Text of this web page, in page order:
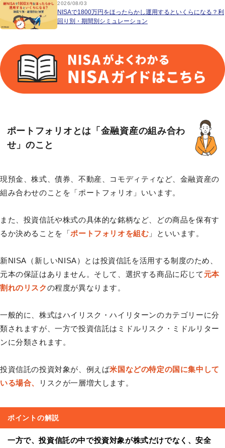
2026/08/03
NISAで1800万円をほったらかし運用するといくらになる？利
回り別・期間別シミュレーション
ポートフォリオとは「金融資産の組み合わ
せ」のこと
現預金、株式、債券、不動産、コモディティなど、金融資産の
組み合わせのことを「ポートフォリオ」いいます。
また、投資信託や株式の具体的な銘柄など、どの商品を保有す
るか決めることを「ポートフォリオを組む 」といいます。
新NISA（新しいNISA）とは投資信託を活用する制度のため、
元本の保証はありません。そして、選択する商品に応じて 元本
割れのリスクの程度が異なります。
一般的に、株式はハイリスク・ハイリターンのカテゴリーに分
類されますが、一方で投資信託はミドルリスク・ミドルリター
ンに分類されます。
投資信託の投資対象が、例えば米国などの特定の国に集中して
いる場合、
リスクが一層増大します。
ポイントの解説
一方で、投資信託の中で投資対象が株式だけでなく、安全